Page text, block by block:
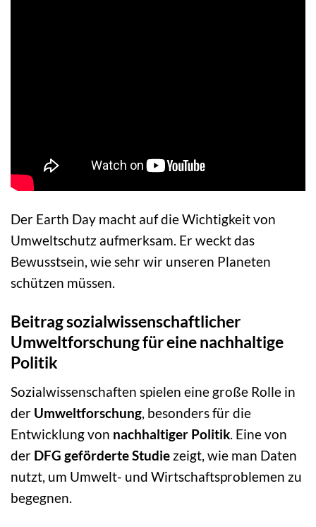
Der Earth Day macht auf die Wichtigkeit von
Umweltschutz aufmerksam. Er weckt das
Bewusstsein, wie sehr wir unseren Planeten
schützen müssen.
Beitrag sozialwissenschaftlicher
Umweltforschung für eine nachhaltige
Politik
Sozialwissenschaften spielen eine große Rolle in
der Umweltforschung, besonders für die
Entwicklung von nachhaltiger Politik. Eine von
der DFG geförderte Studie zeigt, wie man Daten
nutzt, um Umwelt- und Wirtschaftsproblemen zu
begegnen.